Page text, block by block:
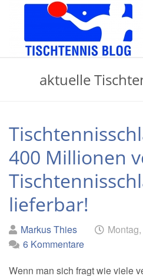
Skip
content
Tischtennis
aktuelle
400 Millionen
lieferbar!
Geschrieben
von
Markus Thies am
6 Kommentare
Wenn man sich fragt wie viele